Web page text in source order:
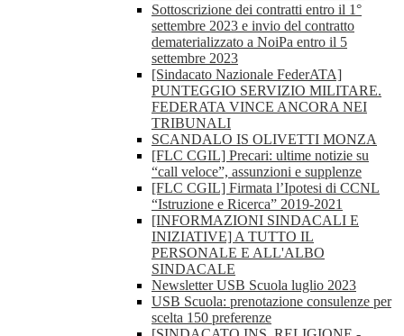
Sottoscrizione dei contratti entro il 1°
settembre 2023 e invio del contratto
dematerializzato a NoiPa entro il 5
settembre 2023
[Sindacato Nazionale FederATA]
PUNTEGGIO SERVIZIO MILITARE.
FEDERATA VINCE ANCORA NEI
TRIBUNALI
SCANDALO IS OLIVETTI MONZA
[FLC CGIL] Precari: ultime notizie su
“call veloce”, assunzioni e supplenze
[FLC CGIL] Firmata l’Ipotesi di CCNL
“Istruzione e Ricerca” 2019-2021
[INFORMAZIONI SINDACALI E
INIZIATIVE] A TUTTO IL
PERSONALE E ALL'ALBO
SINDACALE
Newsletter USB Scuola luglio 2023
USB Scuola: prenotazione consulenze per
scelta 150 preferenze